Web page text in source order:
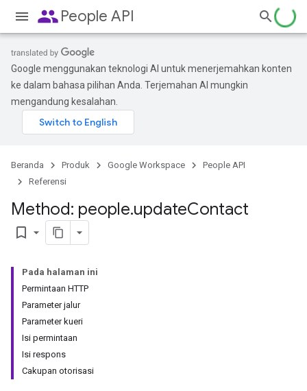
peoplePeople API
Google menggunakan teknologi AI untuk menerjemahkan konten
ke dalam bahasa pilihan Anda. Terjemahan AI mungkin
mengandung kesalahan.
Beranda Produk Google Workspace
People API
Referensi
Method: people.updateContact
bookmark_border
Pada halaman ini
Permintaan HTTP
Parameter jalur
Parameter kueri
Isi permintaan
Isi respons
Cakupan otorisasi